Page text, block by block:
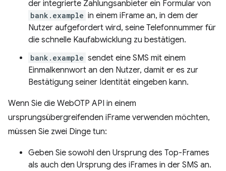
der integrierte Zahlungsanbieter ein Formular von
bank.example in einem iFrame an, in dem der
Nutzer aufgefordert wird, seine Telefonnummer für
die schnelle Kaufabwicklung zu bestätigen.
bank.example sendet eine SMS mit einem
Einmalkennwort an den Nutzer, damit er es zur
Bestätigung seiner Identität eingeben kann.
Wenn Sie die WebOTP API in einem
ursprungsübergreifenden iFrame verwenden möchten,
müssen Sie zwei Dinge tun:
Geben Sie sowohl den Ursprung des Top-Frames
als auch den Ursprung des iFrames in der SMS an.